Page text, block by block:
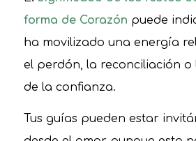
forma de Corazón puede
ha movilizado una energía
el perdón, la reconciliación o
de la confianza.
Tus guías pueden estar